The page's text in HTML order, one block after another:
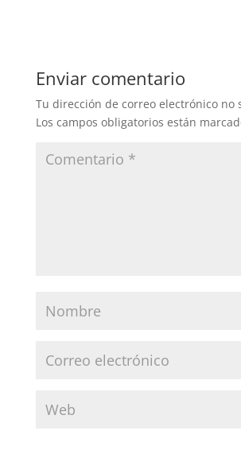
Enviar comentario
Tu dirección de correo electrónico no
Los campos obligatorios están